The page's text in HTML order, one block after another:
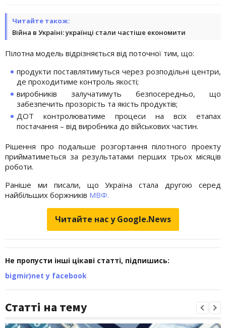
Читайте також:
Війна в Україні: українці стали частіше економити
Пілотна модель відрізняється від поточної тим, що:
продукти поставлятимуться через розподільні центри,
де проходитиме контроль якості;
виробників залучатимуть безпосередньо, що
забезпечить прозорість та якість продуктів;
ДОТ контролюватиме процеси на всіх етапах
постачання – від виробника до військових частин.
Рішення про подальше розгортання пілотного проекту
прийматиметься за результатами перших трьох місяців
роботи.
Раніше ми писали, що Україна стала другою серед
найбільших боржників МВФ.
Читайте нас у Google.News
Не пропусти інші цікаві статті, підпишись:
bigmir)net у facebook
Статті на тему